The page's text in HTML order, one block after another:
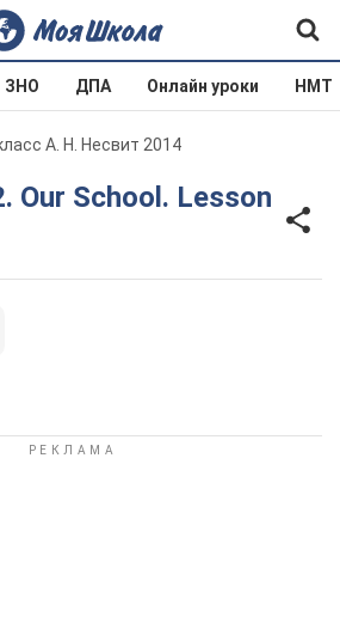
ЗНО ДПА Онлайн уроки НМТ
А. Н. Несвит 2014